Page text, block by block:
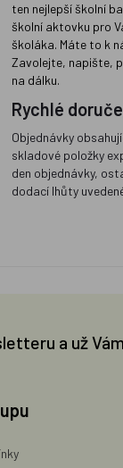
ten nejlepší školní
školní aktovku pro
školáka. Máte to k
Zavolejte, napište,
na dálku.
Rychlé
Objednávky
skladové položky
den objednávky,
dodací lhůty
a už